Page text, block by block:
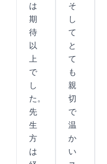
は
期
待
以
上
で
し
た。
先
生
方
は
そ
し
て
と
て
も
親
切
で
温
か
い